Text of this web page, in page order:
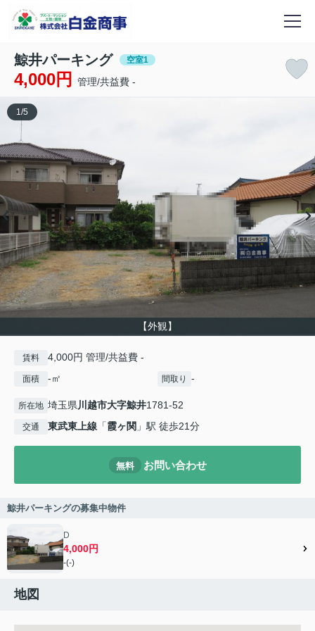
鯨井パーキング 空室1
4,000円 管理/共益費 -
【外観】
1 /5
賃料 4,000円 管理/共益費 -
面積 -㎡ 間取り -
所在地 埼玉県川越市大字鯨井1781-52
交通 東武東上線 「霞ヶ関 」駅 徒歩21分
無料 お問い合わせ
鯨井パーキングの募集中物件
D
4,000円
-(-)
地図